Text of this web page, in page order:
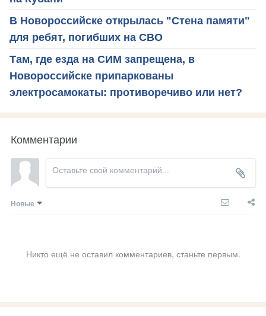
В Новороссийске открылась "Стена памяти"
для ребят, погибших на СВО
Там, где езда на СИМ запрещена, в
Новороссийске припаркованы
электросамокаты: противоречиво или нет?
Комментарии
Новые
Никто ещё не оставил комментариев, станьте первым.